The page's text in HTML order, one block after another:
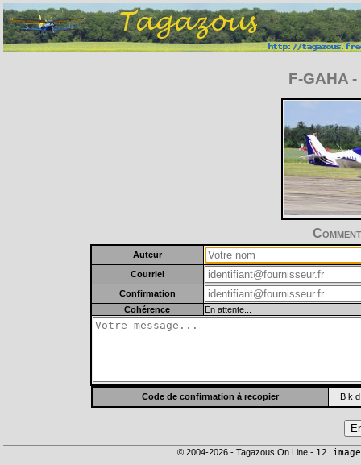
F-GAHA -
Auteur
Courriel
Confirmation
Cohérence
En attente...
Code de confirmation à recopier B k
© 2004-2026 - Tagazous On Line - 12